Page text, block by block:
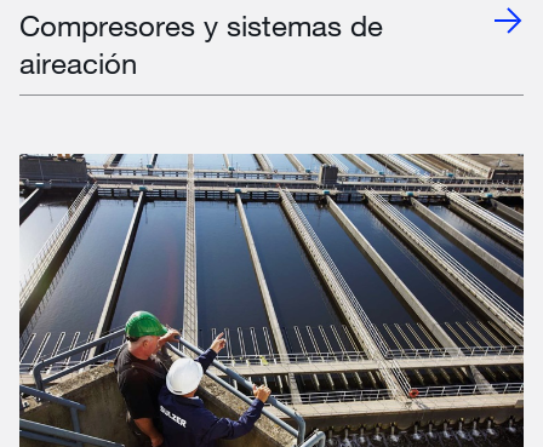
Compresores y sistemas de
aireación